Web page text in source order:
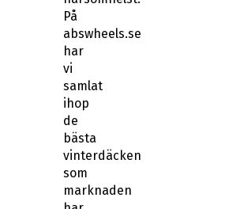
abswheels.se
har
vi
samlat
ihop
de
bästa
vinterdäcken
som
att